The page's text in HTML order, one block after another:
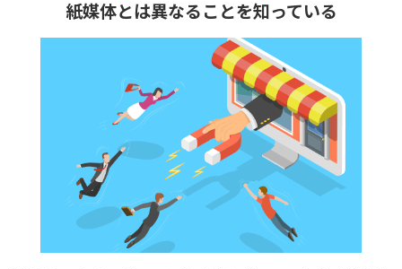
紙媒体とは異なることを知っている